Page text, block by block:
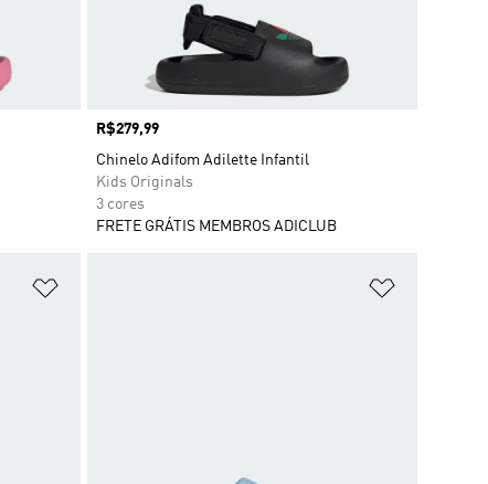
Preço
R$279,99
Chinelo Adifom Adilette Infantil
Kids Originals
3 cores
FRETE GRÁTIS MEMBROS ADICLUB